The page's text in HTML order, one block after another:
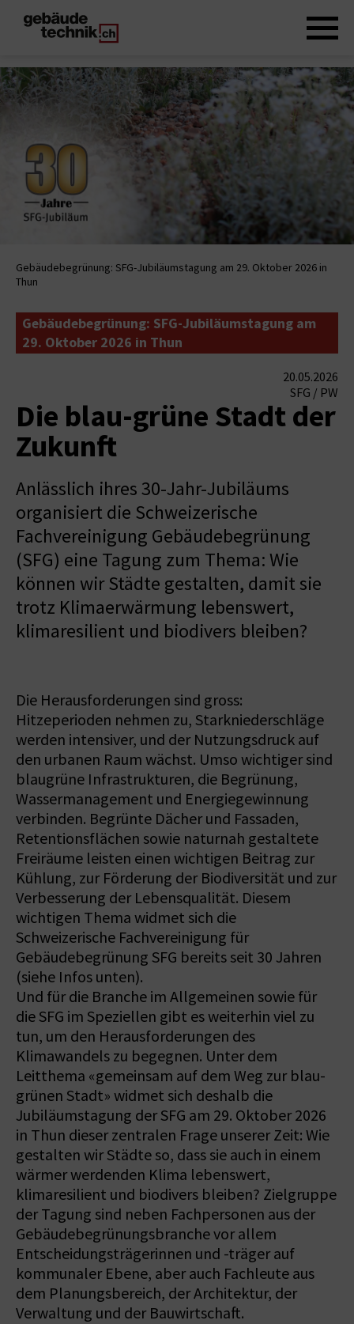
Gebäudebegrünung: SFG-Jubiläumstagung am 29. Oktober 2026 in
Thun
Gebäudebegrünung: SFG-Jubiläumstagung am
29. Oktober 2026 in Thun
20.05.2026
SFG / PW
Die blau-grüne Stadt der
Zukunft
Anlässlich ihres 30-Jahr-Jubiläums
organisiert die Schweizerische
Fachvereinigung Gebäudebegrünung
(SFG) eine Tagung zum Thema: Wie
können wir Städte gestalten, damit sie
trotz Klimaerwärmung lebenswert,
klimaresilient und biodivers bleiben?
Die Herausforderungen sind gross:
Hitzeperioden nehmen zu, Starkniederschläge
werden intensiver, und der Nutzungsdruck auf
den urbanen Raum wächst. Umso wichtiger sind
blaugrüne Infrastrukturen, die Begrünung,
Wassermanagement und Energiegewinnung
verbinden. Begrünte Dächer und Fassaden,
Retentionsflächen sowie naturnah gestaltete
Freiräume leisten einen wichtigen Beitrag zur
Kühlung, zur Förderung der Biodiversität und zur
Verbesserung der Lebensqualität. Diesem
wichtigen Thema widmet sich die
Schweizerische Fachvereinigung für
Gebäudebegrünung SFG bereits seit 30 Jahren
(siehe Infos unten).
Und für die Branche im Allgemeinen sowie für
die SFG im Speziellen gibt es weiterhin viel zu
tun, um den Herausforderungen des
Klimawandels zu begegnen. Unter dem
Leitthema «gemeinsam auf dem Weg zur blau-
grünen Stadt» widmet sich deshalb die
Jubiläumstagung der SFG am 29. Oktober 2026
in Thun dieser zentralen Frage unserer Zeit: Wie
gestalten wir Städte so, dass sie auch in einem
wärmer werdenden Klima lebenswert,
klimaresilient und biodivers bleiben? Zielgruppe
der Tagung sind neben Fachpersonen aus der
Gebäudebegrünungsbranche vor allem
Entscheidungsträgerinnen und -träger auf
kommunaler Ebene, aber auch Fachleute aus
dem Planungsbereich, der Architektur, der
Verwaltung und der Bauwirtschaft.